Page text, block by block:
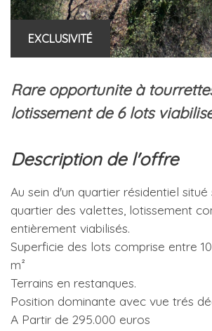
EXCLUSIVITÉ
rare opportunite à tourrettes sur loup !
lotissement de 6 lots
description de l'offre
Au sein d'un quartier résidentiel
quartier des valettes, lotissement
entièrement viabilisés.
Superficie des lots comprise entre
m²
Terrains en restanques.
Position dominante avec vue trés
A Partir de 295.000 euros